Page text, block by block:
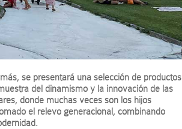
se presentará una selección de productos
del dinamismo y la innovación de las
donde muchas veces son los hijos
el relevo generacional, combinando